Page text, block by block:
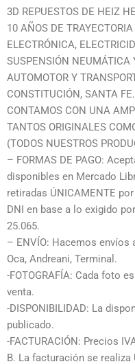
3D REPUESTOS DE HEIZ
10 AÑOS DE
ELECTRÓNICA,
SUSPENSIÓN NEUMÁTICA
AUTOMOTOR Y
CONSTITUCIÓN, SANTA FE.
CONTAMOS CON UNA
TANTOS ORIGINALES
(TODOS NUESTROS
– FORMAS DE PAGO:
disponibles en Mercado
retiradas ÚNICAMENTE
DNI en base a lo exigido
25.065.
– ENVÍO: Hacemos envíos
Oca, Andreani, Terminal.
-FOTOGRAFÍA: Cada foto
venta.
-DISPONIBILIDAD: La
publicado.
-FACTURACIÓN: Precios
B. La facturación se